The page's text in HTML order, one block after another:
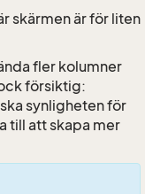
skärmen är för liten
fler kolumner
försiktig:
synligheten för
till att skapa mer